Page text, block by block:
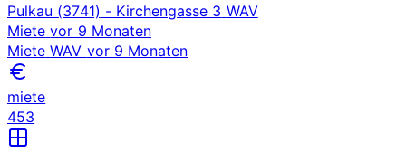
Pulkau (3741) - Kirchengasse 3 WAV
Miete vor 9 Monaten
Miete WAV vor 9 Monaten
miete
453